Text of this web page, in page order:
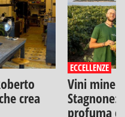
crea
ECCELLENZE
Vini
Stagnone:
profuma